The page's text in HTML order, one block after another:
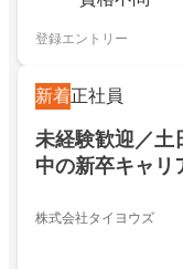
登録エントリー
新着正社員
未経験歓迎／土
中の新卒キャリ
株式会社タイヨウズ